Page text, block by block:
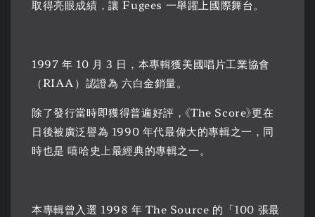
取得亮眼成績，讓 Fugees 一舉躍上國際舞台。
1997 年 10 月 3 日，本專輯獲美國唱片工業協會
（RIAA）認證為 六白金銷量。
除了發行當時即獲得普遍好評，《The Score》更在
日後被廣泛譽為 1990 年代最偉大的專輯之一，同
時也是 嘻哈史上最經典的專輯之一。
本專輯曾入選 1998 年 The Source 的「100 張最